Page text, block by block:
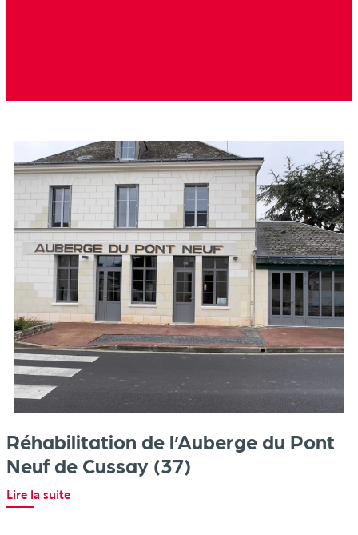
Réhabilitation de l’Auberge du Pont
Neuf de Cussay (37)
Lire la suite